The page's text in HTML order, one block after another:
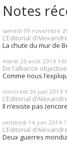
Notes
samedi 09 novembre
L’Editorial
La chute du mur de
mardi 20 août 2019
De l’alliance
Comme nous
mercredi 26 juin 2019
L’Editorial
Il n’existe pas
vendredi 14 juin 2019
L’Editorial
Deux guerres